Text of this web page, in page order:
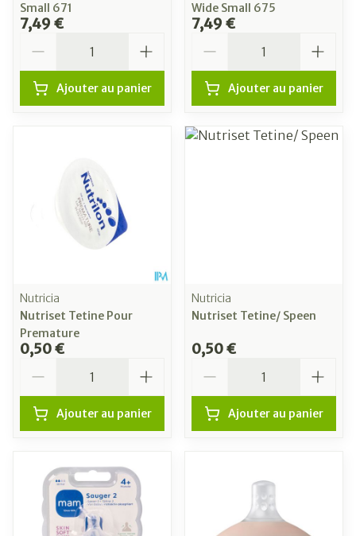
Small 671
7,49 €
Ajouter au panier
Wide Small 675
7,49 €
Ajouter au panier
Nutricia
Nutriset Tetine Pour
Premature
0,50 €
Ajouter au panier
Nutricia
Nutriset Tetine/ Speen
0,50 €
Ajouter au panier